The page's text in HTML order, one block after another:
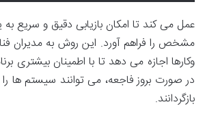
عمل می کند تا امکان بازیابی دقیق و سریع به
مشخص را فراهم آورد. این روش به مدیران
وکارها اجازه می دهد تا با اطمینان بیشتری
در صورت بروز فاجعه، می توانند سیستم ها
بازگردانند.